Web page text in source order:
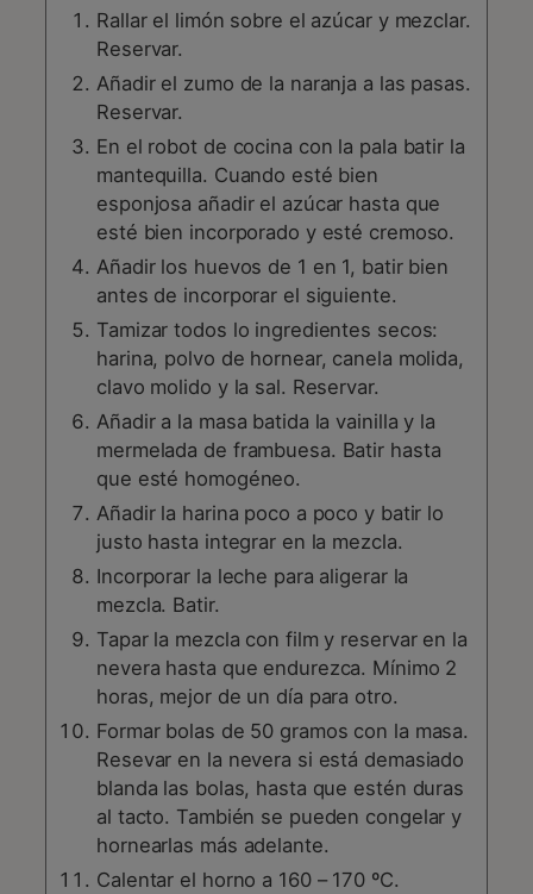
Rallar el limón sobre el azúcar y mezclar.
Reservar.
Añadir el zumo de la naranja a las pasas.
Reservar.
En el robot de cocina con la pala batir la
mantequilla. Cuando esté bien
esponjosa añadir el azúcar hasta que
esté bien incorporado y esté cremoso.
Añadir los huevos de 1 en 1, batir bien
antes de incorporar el siguiente.
Tamizar todos lo ingredientes secos:
harina, polvo de hornear, canela molida,
clavo molido y la sal. Reservar.
Añadir a la masa batida la vainilla y la
mermelada de frambuesa. Batir hasta
que esté homogéneo.
Añadir la harina poco a poco y batir lo
justo hasta integrar en la mezcla.
Incorporar la leche para aligerar la
mezcla. Batir.
Tapar la mezcla con film y reservar en la
nevera hasta que endurezca. Mínimo 2
horas, mejor de un día para otro.
Formar bolas de 50 gramos con la masa.
Resevar en la nevera si está demasiado
blanda las bolas, hasta que estén duras
al tacto. También se pueden congelar y
hornearlas más adelante.
Calentar el horno a 160 – 170 ºC.